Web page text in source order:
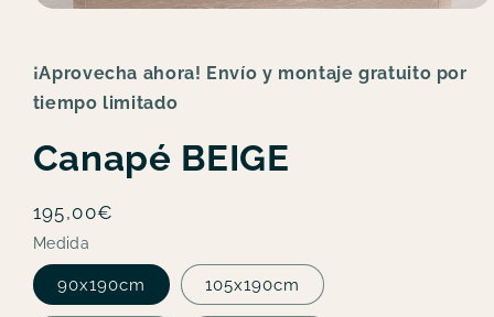
1
en
una
ventana
¡Aprovecha ahora! Envío y montaje gratuito por
tiempo limitado
Canapé BEIGE
Precio
habitual
195,00€
Medida
90x190cm 105x190cm